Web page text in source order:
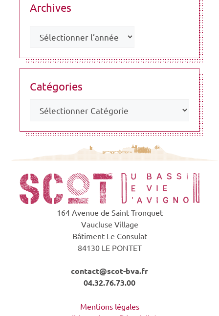
Archives
Catégories
164 Avenue de Saint Tronquet
Vaucluse Village
Bâtiment Le Consulat
84130 LE PONTET
contact@scot-bva.fr
04.32.76.73.00
Mentions légales